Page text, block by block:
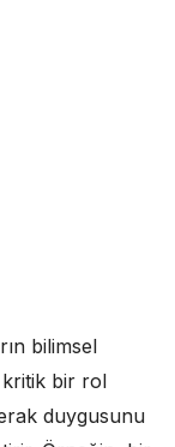
bilimsel
kritik bir rol
duygusunu